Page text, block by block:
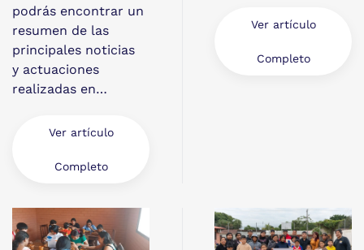
podrás encontrar un
resumen de las
principales noticias
y actuaciones
realizadas en…
Ver artículo
Completo
Ver artículo
Completo